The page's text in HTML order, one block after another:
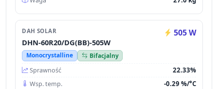
DAH SOLAR 505 W
DHN-60R20/DG(BB)-505W
Monocrystalline
Bifacjalny
Sprawność
22.33%
Wsp. temp. -0.29 %/°C